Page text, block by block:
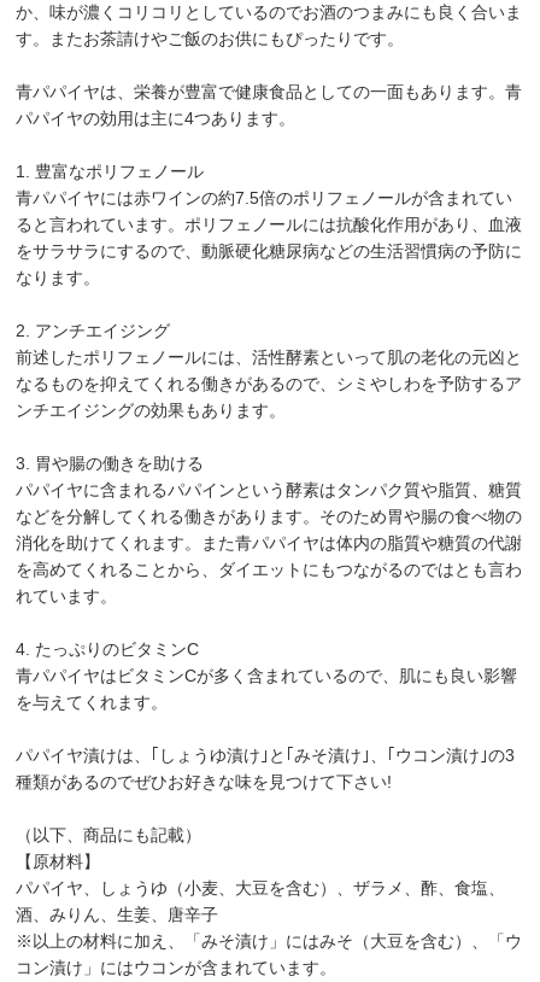
か、味が濃くコリコリとしているのでお酒のつまみにも良く合いま
す。またお茶請けやご飯のお供にもぴったりです。
青パパイヤは、栄養が豊富で健康食品としての一面もあります。青
パパイヤの効用は主に4つあります。
1. 豊富なポリフェノール
青パパイヤには赤ワインの約7.5倍のポリフェノールが含まれてい
ると言われています。ポリフェノールには抗酸化作用があり、血液
をサラサラにするので、動脈硬化糖尿病などの生活習慣病の予防に
なります。
2. アンチエイジング
前述したポリフェノールには、活性酵素といって肌の老化の元凶と
なるものを抑えてくれる働きがあるので、シミやしわを予防するア
ンチエイジングの効果もあります。
3. 胃や腸の働きを助ける
パパイヤに含まれるパパインという酵素はタンパク質や脂質、糖質
などを分解してくれる働きがあります。そのため胃や腸の食べ物の
消化を助けてくれます。また青パパイヤは体内の脂質や糖質の代謝
を高めてくれることから、ダイエットにもつながるのではとも言わ
れています。
4. たっぷりのビタミンC
青パパイヤはビタミンCが多く含まれているので、肌にも良い影響
を与えてくれます。
パパイヤ漬けは、｢しょうゆ漬け｣と｢みそ漬け｣、｢ウコン漬け｣の3
種類があるのでぜひお好きな味を見つけて下さい!
（以下、商品にも記載）
【原材料】
パパイヤ、しょうゆ（小麦、大豆を含む）、ザラメ、酢、食塩、
酒、みりん、生姜、唐辛子
※以上の材料に加え、「みそ漬け」にはみそ（大豆を含む）、「ウ
コン漬け」にはウコンが含まれています。